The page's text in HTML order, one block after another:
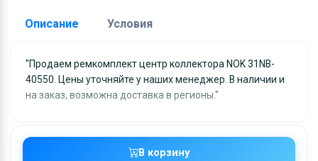
В корзину
Описание Условия
"Продаем ремкомплект центр коллектора NOK 31NB-
40550. Цены уточняйте у наших менеджер. В наличии и
на заказ, возможна доставка в регионы."
Доставка:
Адрес самовывоза:г. Екатеринбург, ул
Монтажников, стр 9
Отправка товара осуществляется в течение 2-х